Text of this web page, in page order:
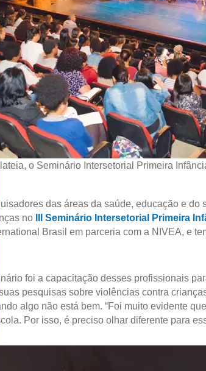
o Seminário Intersetorial Primeira
das áreas da saúde, educação e
no
III Seminário Intersetorial Primeira
Brasil em parceria com a NIVEA, e
foi a capacitação desses profissionais
pesquisas sobre violências contra
algo não está bem. “Foi muito evidente
Por isso, é preciso olhar diferente para